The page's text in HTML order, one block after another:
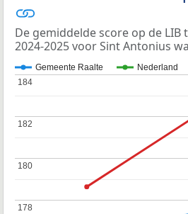
De gemiddelde score op de LIB
2024-2025 voor Sint Antonius
Gemeente Raalte Nederland
178
178
180
180
182
182
184
184